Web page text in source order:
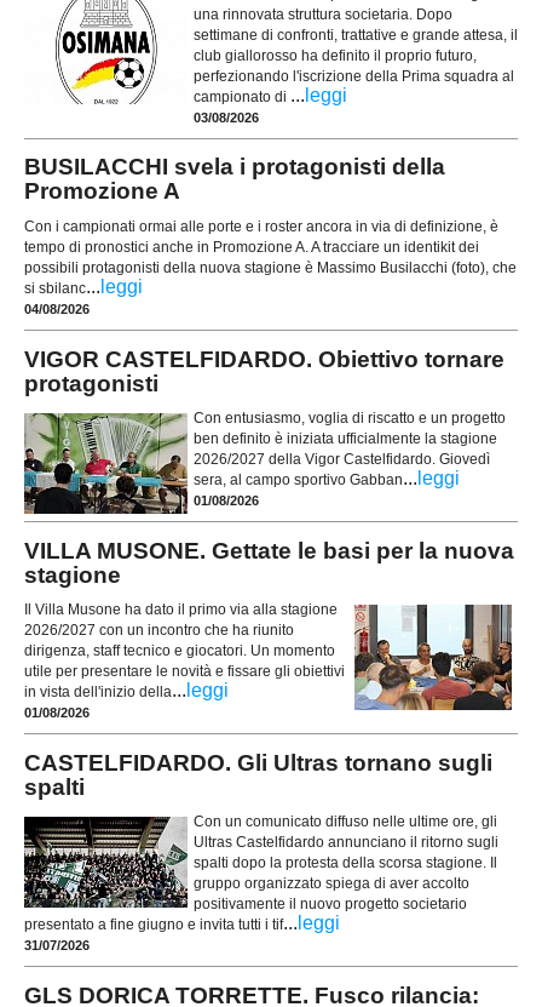
una rinnovata struttura societaria. Dopo
settimane di confronti, trattative e grande attesa, il
club giallorosso ha definito il proprio futuro,
perfezionando l'iscrizione della Prima squadra al
campionato di ... leggi
03/08/2026
BUSILACCHI svela i protagonisti della
Promozione A
Con i campionati ormai alle porte e i roster ancora in via di definizione, è
tempo di pronostici anche in Promozione A. A tracciare un identikit dei
possibili protagonisti della nuova stagione è Massimo Busilacchi (foto), che
si sbilanc... leggi
04/08/2026
VIGOR CASTELFIDARDO. Obiettivo tornare
protagonisti
Con entusiasmo, voglia di riscatto e un progetto
ben definito è iniziata ufficialmente la stagione
2026/2027 della Vigor Castelfidardo. Giovedì
sera, al campo sportivo Gabban... leggi
01/08/2026
VILLA MUSONE. Gettate le basi per la nuova
stagione
Il Villa Musone ha dato il primo via alla stagione
2026/2027 con un incontro che ha riunito
dirigenza, staff tecnico e giocatori. Un momento
utile per presentare le novità e fissare gli obiettivi
in vista dell'inizio della... leggi
01/08/2026
CASTELFIDARDO. Gli Ultras tornano sugli
spalti
Con un comunicato diffuso nelle ultime ore, gli
Ultras Castelfidardo annunciano il ritorno sugli
spalti dopo la protesta della scorsa stagione. Il
gruppo organizzato spiega di aver accolto
positivamente il nuovo progetto societario
presentato a fine giugno e invita tutti i tif... leggi
31/07/2026
GLS DORICA TORRETTE. Fusco rilancia: